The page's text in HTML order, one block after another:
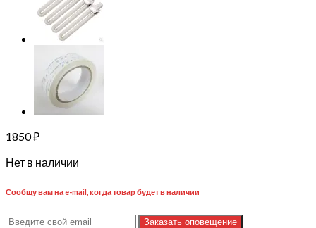
1850₽
Нет в наличии
Сообщу вам на e-mail, когда товар будет в наличии
Заказать оповещение